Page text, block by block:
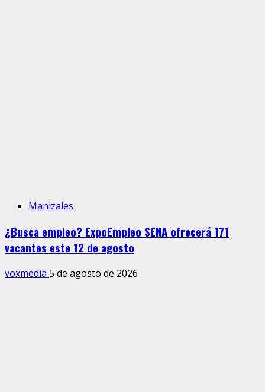
Manizales
¿Busca empleo? ExpoEmpleo SENA ofrecerá 171
vacantes este 12 de agosto
voxmedia 5 de agosto de 2026